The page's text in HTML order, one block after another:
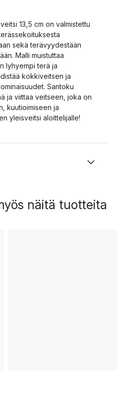
13,5 cm on valmistettu
sekä terävyydestään
Malli muistuttaa
lyhyempi terä ja
kokkiveitsen ja
Santoku
ja viittaa veitseen, joka on
kuutioimiseen ja
yleisveitsi aloittelijalle!
näitä tuotteita